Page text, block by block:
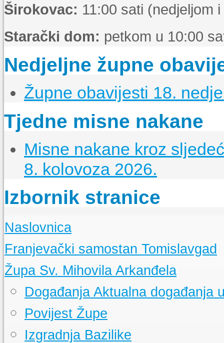
Širokovac: 11:00 sati (nedjeljom
Starački dom: petkom u 10:00
Nedjeljne župne
Župne obavijesti 18.
Tjedne misne nakane
Misne nakane kroz
8. kolovoza 2026.
Izbornik stranice
Naslovnica
Franjevački samostan Tomislavgad
Kršćanstvo na duvanjskom području
Izgradnja samostana u Tomislavgradu
Samostanski arhiv
Župa Sv. Mihovila Arkanđela
Događanja Aktualna događanja
Povijest Župe
Izgradnja Bazilike